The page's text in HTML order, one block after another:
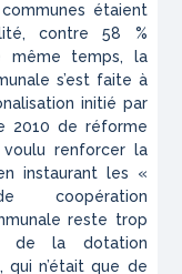
étaient
contre 58 %
même temps, la
s’est faite à
initié par
2010 de réforme
renforcer la
instaurant les «
coopération
reste trop
de la dotation
qui n’était que de